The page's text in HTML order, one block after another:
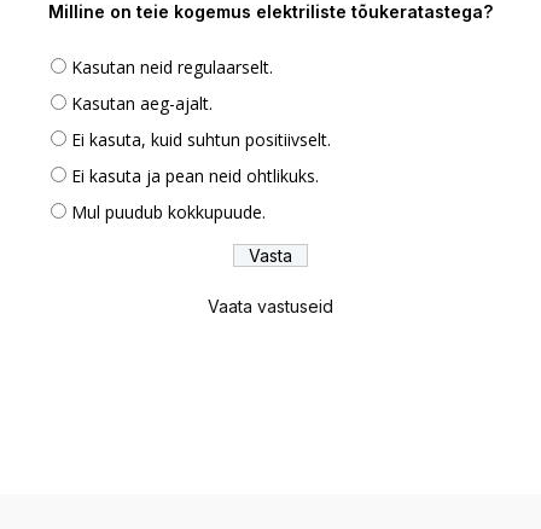
Milline on teie kogemus elektriliste tõukeratastega?
Kasutan neid regulaarselt.
Kasutan aeg-ajalt.
Ei kasuta, kuid suhtun positiivselt.
Ei kasuta ja pean neid ohtlikuks.
Mul puudub kokkupuude.
Vaata vastuseid